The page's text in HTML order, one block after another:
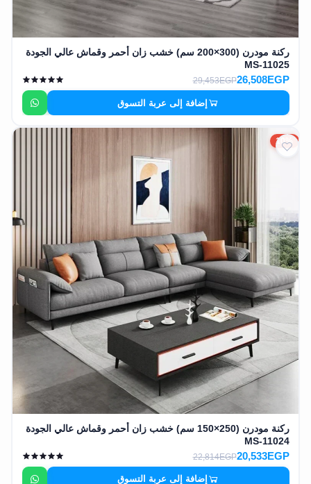
ركنة مودرن (300×200 سم) خشب زان أحمر وقماش عالي الجودة
MS-11025
26,508EGP
29,453EGP
إضافة إلى عربة التسوق
10%
ركنة مودرن (250×150 سم) خشب زان أحمر وقماش عالي الجودة
MS-11024
20,533EGP
22,814EGP
إضافة إلى عربة التسوق